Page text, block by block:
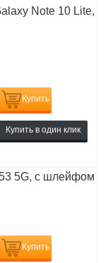
Note 10 Lite,
Купить
Купить в один клик
5G, с шлейфом
Купить